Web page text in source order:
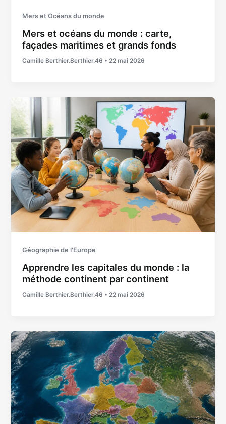
Mers et Océans du monde
Mers et océans du monde : carte,
façades maritimes et grands fonds
Camille Berthier.Berthier.46 •22 mai 2026
Géographie de l'Europe
Apprendre les capitales du monde : la
méthode continent par continent
Camille Berthier.Berthier.46 •22 mai 2026